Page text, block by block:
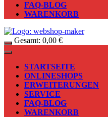
FAQ-BLOG
WARENKORB
Gesamt: 0,00 €
STARTSEITE
ONLINESHOPS
ERWEITERUNGEN
SERVICE
FAQ-BLOG
WARENKORB